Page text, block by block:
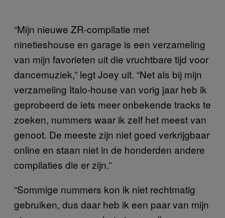
“Mijn nieuwe ZR-compilatie met
ninetieshouse en garage is een verzameling
van mijn favorieten uit die vruchtbare tijd voor
dancemuziek,” legt Joey uit. “Net als bij mijn
verzameling Italo-house van vorig jaar heb ik
geprobeerd de iets meer onbekende tracks te
zoeken, nummers waar ik zelf het meest van
genoot. De meeste zijn niet goed verkrijgbaar
online en staan niet in de honderden andere
compilaties die er zijn.”
“Sommige nummers kon ik niet rechtmatig
gebruiken, dus daar heb ik een paar van mijn